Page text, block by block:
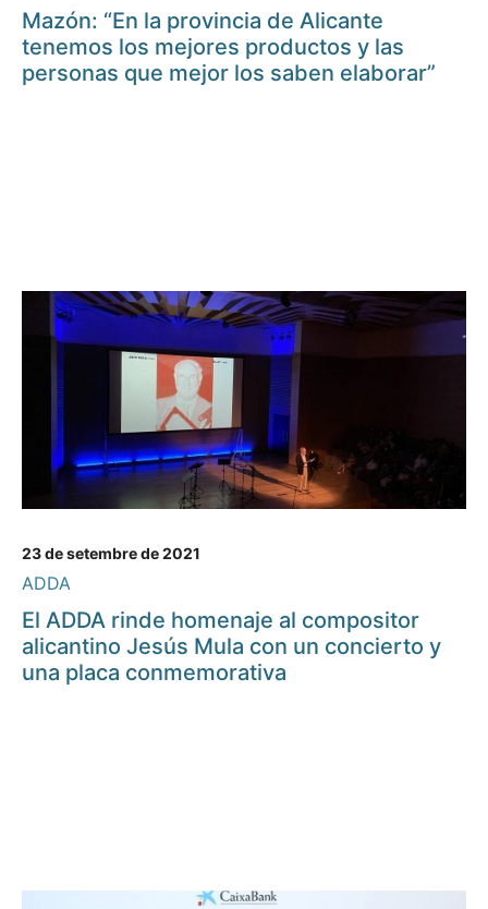
Mazón: “En la provincia de Alicante
tenemos los mejores productos y las
personas que mejor los saben elaborar”
23 de setembre de 2021
ADDA
El ADDA rinde homenaje al compositor
alicantino Jesús Mula con un concierto y
una placa conmemorativa